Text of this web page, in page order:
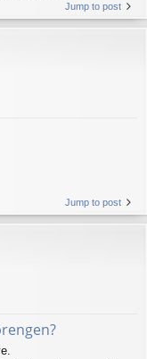
Jump to post
Jump to post